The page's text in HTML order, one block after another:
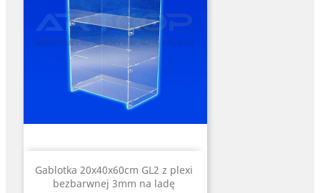
Gablotka 20x40x60cm GL2 z plexi
bezbarwnej 3mm na ladę